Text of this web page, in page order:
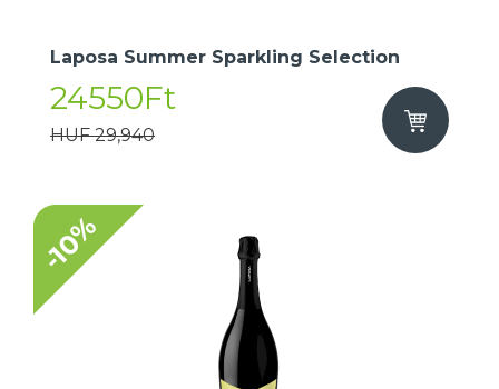
Laposa Summer Sparkling Selection
24550Ft
HUF 29,940
-10%